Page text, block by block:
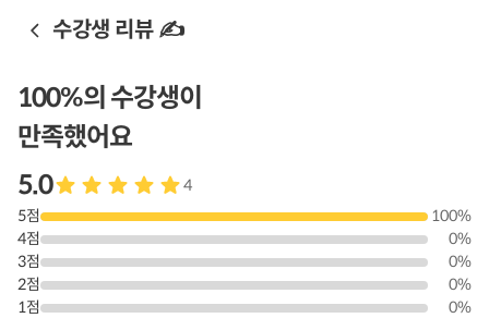
수강생 리뷰 ✍️
100%의 수강생이
만족했어요
5.0
4
5점 100%
4점 0%
3점 0%
2점 0%
1점 0%